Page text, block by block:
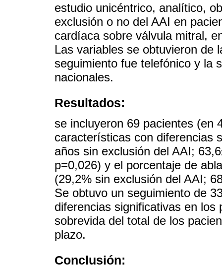
estudio unicéntrico, analítico,
exclusión o no del AAI en
cardíaca sobre válvula mitral,
Las variables se obtuvieron de
seguimiento fue telefónico y la
nacionales.
Resultados:
se incluyeron 69 pacientes (en
características con diferencias
años sin exclusión del AAI;
p=0,026) y el porcentaje de
(29,2% sin exclusión del AAI;
Se obtuvo un seguimiento de
diferencias significativas en
sobrevida del total de los
plazo.
Conclusión: